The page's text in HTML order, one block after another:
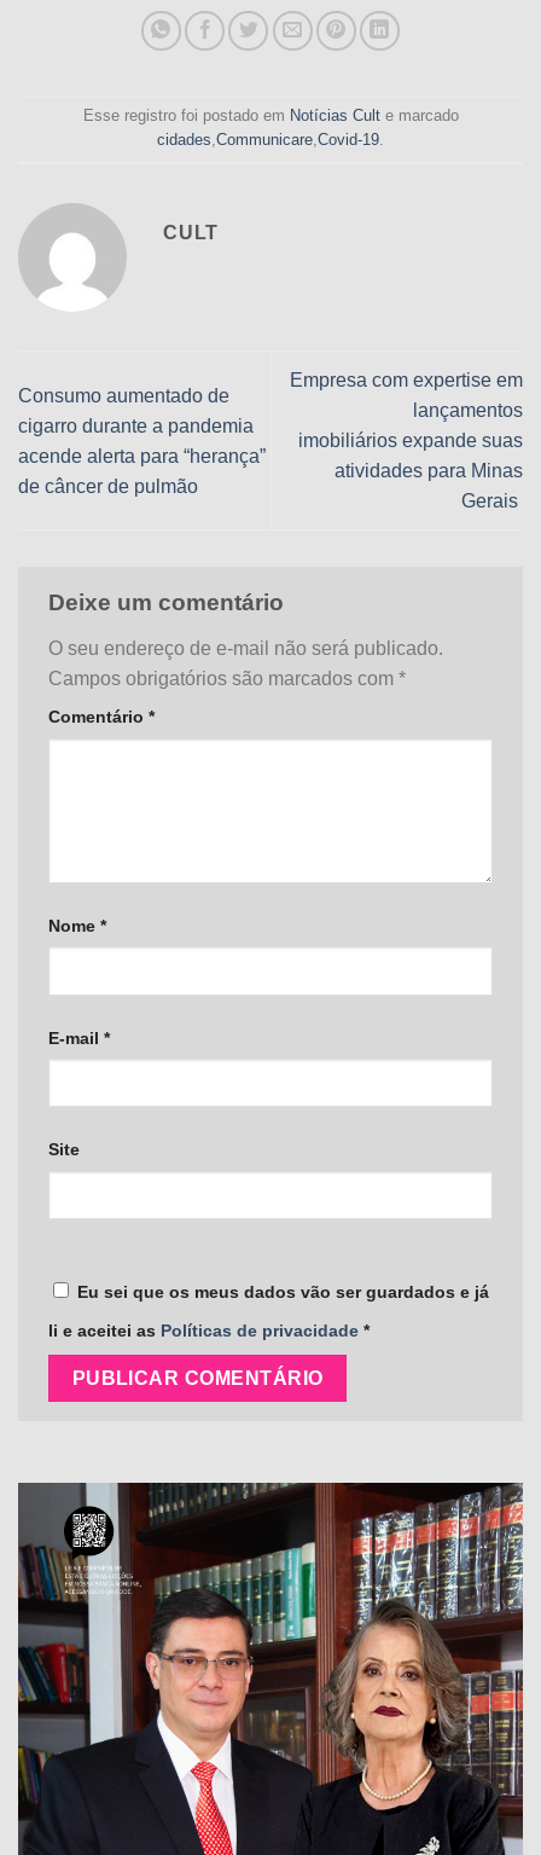
Esse registro foi postado em Notícias Culte marcado
cidades,Communicare,Covid-19.
CULT
Consumo aumentado de
cigarro durante a pandemia
acende alerta para “herança”
de câncer de pulmão
Empresa com expertise em
lançamentos
imobiliários expande suas
atividades para Minas
Gerais
Deixe um comentário
O seu endereço de e-mail não será publicado.
Campos obrigatórios são marcados com *
Comentário *
Nome *
E-mail *
Site
Eu sei que os meus dados vão ser guardados e já
li e aceitei as Políticas de privacidade *